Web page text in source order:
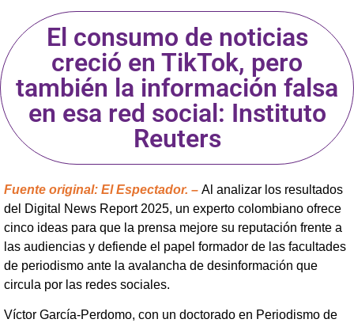
El consumo de noticias
creció en TikTok, pero
también la información falsa
en esa red social: Instituto
Reuters
Fuente original: El Espectador. – Al analizar los resultados
del Digital News Report 2025, un experto colombiano ofrece
cinco ideas para que la prensa mejore su reputación frente a
las audiencias y defiende el papel formador de las facultades
de periodismo ante la avalancha de desinformación que
circula por las redes sociales.
Víctor García-Perdomo, con un doctorado en Periodismo de